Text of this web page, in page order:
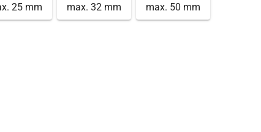
25 mm max. 32 mm max. 50 mm